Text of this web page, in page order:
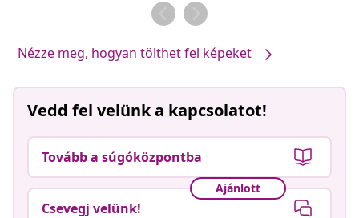
Nézze meg, hogyan tölthet fel képeket
Vedd fel velünk a kapcsolatot!
Tovább a súgóközpontba
Ajánlott
Csevegj velünk!